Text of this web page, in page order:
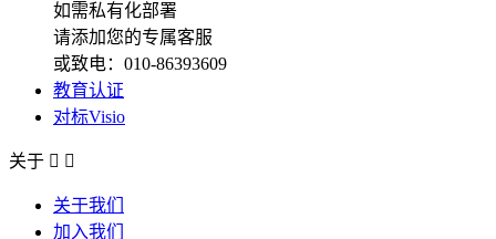
如需私有化部署
请添加您的专属客服
或致电：010-86393609
教育认证
对标Visio
关于  
关于我们
加入我们